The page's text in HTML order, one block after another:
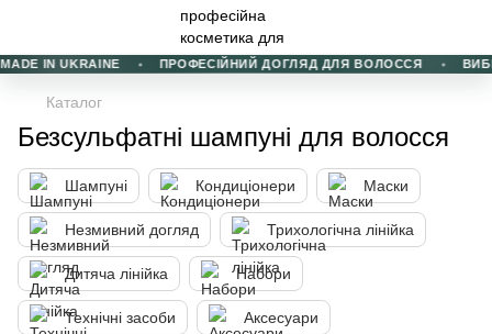
IN UKRAINE ПРОФЕСІЙНИЙ ДОГЛЯД ДЛЯ ВОЛОССЯ
Каталог
Безсульфатні шампуні для волосся
Шампуні Кондиціонери Маски
Незмивний догляд Трихологічна лінійка
Дитяча лінійка Набори
Технічні засоби Аксесуари